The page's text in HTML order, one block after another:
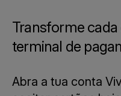
Transforme
terminal de
Abra a tua conta